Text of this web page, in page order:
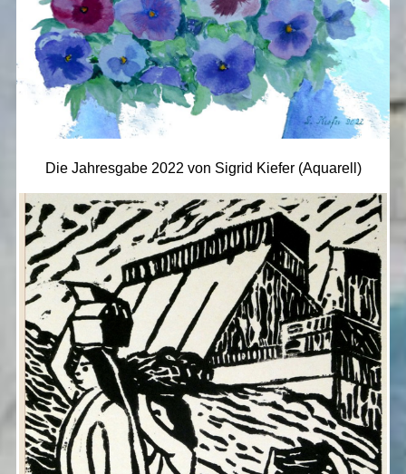
Die Jahresgabe 2022 von Sigrid Kiefer (Aquarell)